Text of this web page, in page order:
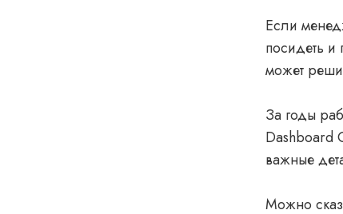
Если
посидеть
может
За годы
Dashboard
важные
Можно